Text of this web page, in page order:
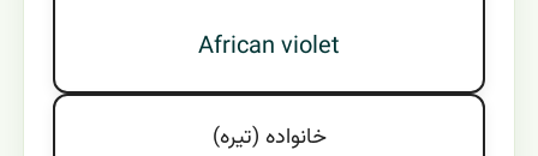
African violet
خانواده (تيره)